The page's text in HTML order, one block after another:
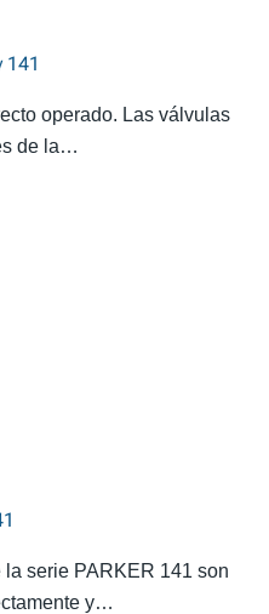
141
operado. Las válvulas
de la…
serie PARKER 141 son
y…